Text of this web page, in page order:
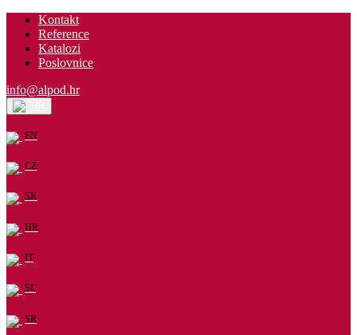
Kontakt
Reference
Katalozi
Poslovnice
info@alpod.hr
EN
CZ
SK
HR
IT
SL
SR